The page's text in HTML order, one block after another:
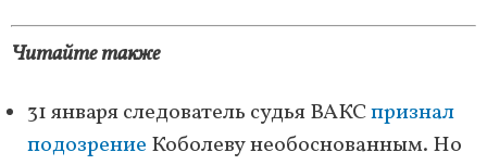
Читайте также
31 января следователь судья ВАКСпризнал
подозрение Коболеву необоснованным. Но